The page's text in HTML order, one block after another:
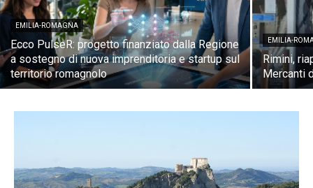
EMILIA-ROMAGNA
Ecco PulseR: progetto finanziato dalla Regione
a sostegno di nuova imprenditoria e startup sul
territorio romagnolo
EMILIA-
Rimini,
Mercanti